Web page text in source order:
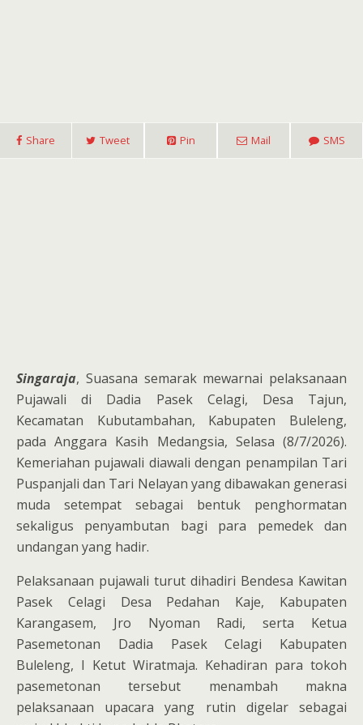
Share Tweet Pin Mail SMS
Singaraja, Suasana semarak mewarnai pelaksanaan
Pujawali di Dadia Pasek Celagi, Desa Tajun,
Kecamatan Kubutambahan, Kabupaten Buleleng,
pada Anggara Kasih Medangsia, Selasa (8/7/2026).
Kemeriahan pujawali diawali dengan penampilan Tari
Puspanjali dan Tari Nelayan yang dibawakan generasi
muda setempat sebagai bentuk penghormatan
sekaligus penyambutan bagi para pemedek dan
undangan yang hadir.
Pelaksanaan pujawali turut dihadiri Bendesa Kawitan
Pasek Celagi Desa Pedahan Kaje, Kabupaten
Karangasem, Jro Nyoman Radi, serta Ketua
Pasemetonan Dadia Pasek Celagi Kabupaten
Buleleng, I Ketut Wiratmaja. Kehadiran para tokoh
pasemetonan tersebut menambah makna
pelaksanaan upacara yang rutin digelar sebagai